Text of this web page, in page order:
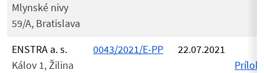
Mlynské nivy
59/A, Bratislava
ENSTRA a. s.
Kálov 1, Žilina
0043/2021/E-PP
22.07.2021